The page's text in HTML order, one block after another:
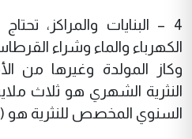
4 – البنايات والمراكز،
الكهرباء والماء وشراء
وكاز المولدة وغيرها من
النثرية الشهري هو ثلاث
السنوي المخصص للنثرية هو (4.68 مليار دينار سنويا)